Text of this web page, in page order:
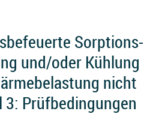
Sorptions-
und/oder Kühlung
nicht
3: Prüfbedingungen